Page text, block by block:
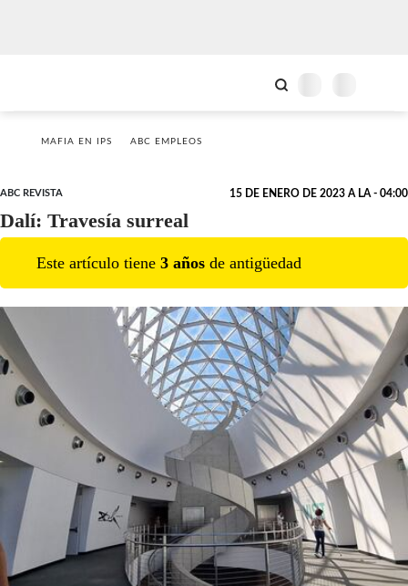
MAFIA EN IPS ABC EMPLEOS
ABC REVISTA 15 DE ENERO DE 2023 A LA - 04:00
Dalí: Travesía surreal
Este artículo tiene 3 años de antigüedad